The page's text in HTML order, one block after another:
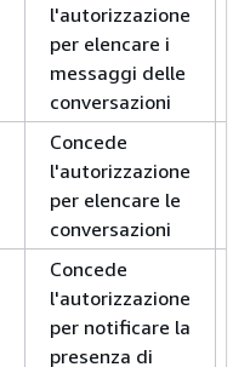
l'autorizzazione
per elencare i
messaggi delle
conversazioni
Concede
l'autorizzazione
per elencare le
conversazioni
Concede
l'autorizzazione
per notificare la
presenza di